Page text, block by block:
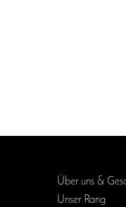
Über uns &
Unser Rang